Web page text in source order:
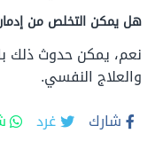
هل يمكن التخلص من
نعم، يمكن حدوث ذلك
والعلاج النفسي.
شارك
غرد